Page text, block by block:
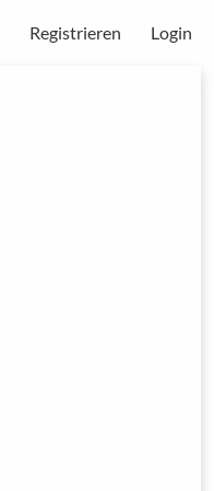
Registrieren Login